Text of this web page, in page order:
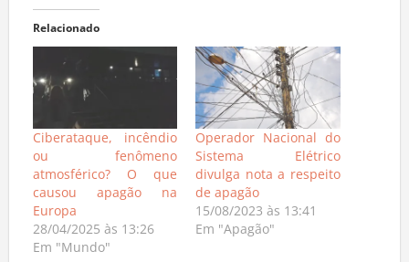
Relacionado
Ciberataque, incêndio
ou fenômeno
atmosférico? O que
causou apagão na
Europa
28/04/2025 às 13:26
Em "Mundo"
Operador Nacional do
Sistema Elétrico
divulga nota a respeito
de apagão
15/08/2023 às 13:41
Em "Apagão"